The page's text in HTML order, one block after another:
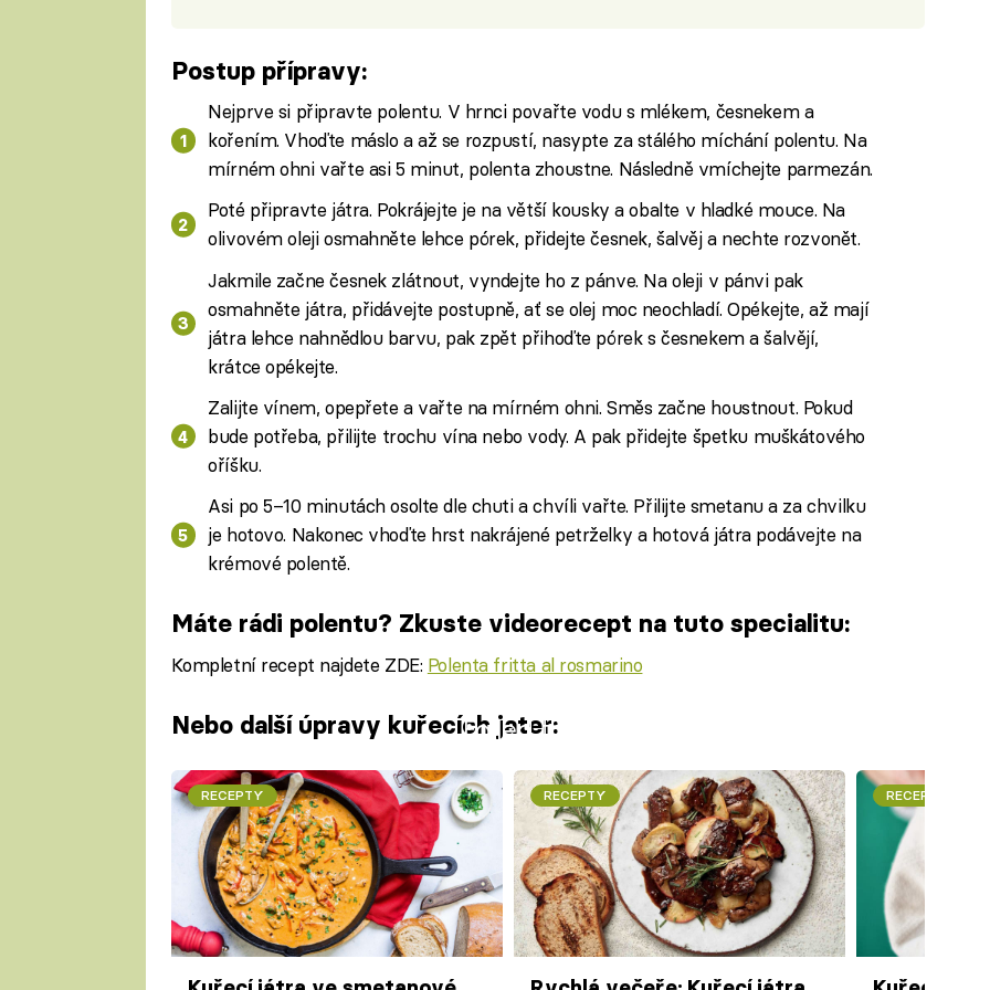
Postup přípravy:
Nejprve si připravte polentu. V hrnci povařte vodu s mlékem, česnekem a
kořením. Vhoďte máslo a až se rozpustí, nasypte za stálého míchání polentu. Na
mírném ohni vařte asi 5 minut, polenta zhoustne. Následně vmíchejte parmezán.
Poté připravte játra. Pokrájejte je na větší kousky a obalte v hladké mouce. Na
olivovém oleji osmahněte lehce pórek, přidejte česnek, šalvěj a nechte rozvonět.
Jakmile začne česnek zlátnout, vyndejte ho z pánve. Na oleji v pánvi pak
osmahněte játra, přidávejte postupně, ať se olej moc neochladí. Opékejte, až mají
játra lehce nahnědlou barvu, pak zpět přihoďte pórek s česnekem a šalvějí,
krátce opékejte.
Zalijte vínem, opepřete a vařte na mírném ohni. Směs začne houstnout. Pokud
bude potřeba, přilijte trochu vína nebo vody. A pak přidejte špetku muškátového
oříšku.
Asi po 5–10 minutách osolte dle chuti a chvíli vařte. Přilijte smetanu a za chvilku
je hotovo. Nakonec vhoďte hrst nakrájené petrželky a hotová játra podávejte na
krémové polentě.
Máte rádi polentu? Zkuste videorecept na tuto specialitu:
Kompletní recept najdete ZDE: Polenta fritta al rosmarino
Failed to fetch
Nebo další úpravy kuřecích jater:
RECEPTY RECEPTY RECEPTY